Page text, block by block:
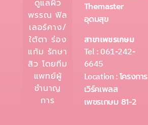
ดูแลผิว
พรรณ ฟิล
เลอร์คาง/
ใต้ตา ร่อง
แก้ม รักษา
สิว โดยทีม
แพทย์ผู้
ชำนาญ
การ
Themaster
อุดมสุข
สาขาเพชรเกษม
Tel : 061-242-
6645
Location :โครงการ
เวิร์คเพลส
เพชรเกษม 81-2